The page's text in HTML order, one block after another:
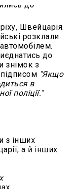
Швейцарія.
розклали
до
знімок з
"Якщо
в
поліції."
з інших
а й інших